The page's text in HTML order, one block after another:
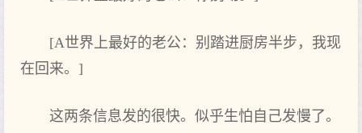
[A世界上最好的老公：别踏进厨房半步，我现
在回来。]
这两条信息发的很快。似乎生怕自己发慢了。